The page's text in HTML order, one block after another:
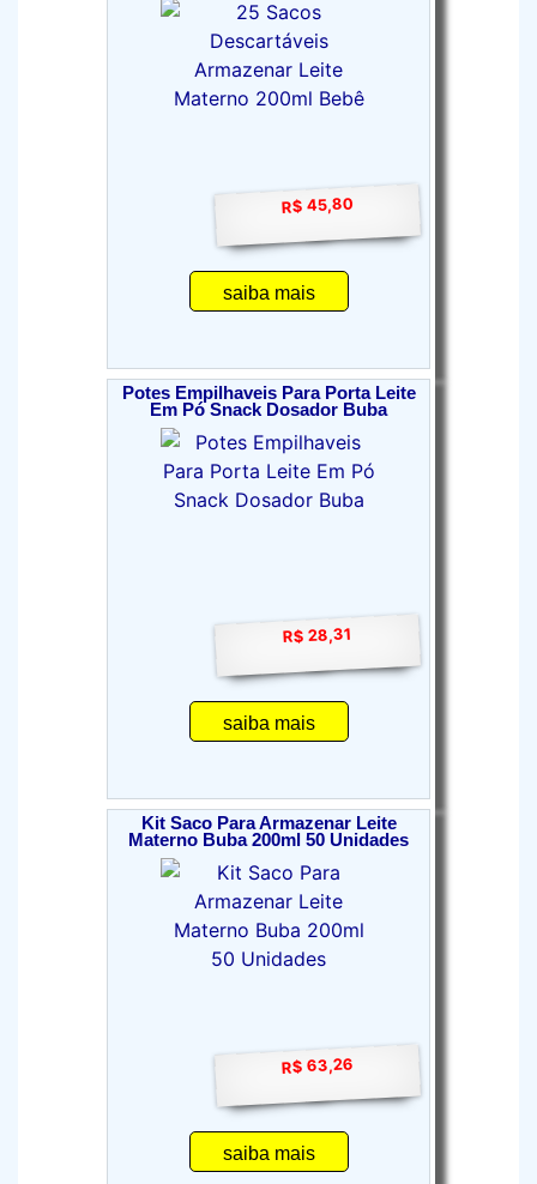
R$ 45,80
saiba mais
Potes Empilhaveis Para Porta Leite
Em Pó Snack Dosador Buba
R$ 28,31
saiba mais
Kit Saco Para Armazenar Leite
Materno Buba 200ml 50 Unidades
R$ 63,26
saiba mais